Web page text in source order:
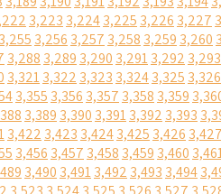
3,223 3,2243,225 3,226 3,227
3,255 3,256 3,257 3,258 3,259 3,260
3,288 3,289 3,290 3,2913,292 3,293
3,3213,322 3,323 3,3243,325 3,326
3,355 3,356 3,357 3,358 3,359
3,389 3,390 3,3913,392 3,393
3,422 3,423 3,4243,425 3,426 3,427
3,456 3,457 3,458 3,459 3,460
3,490 3,4913,492 3,493 3,494